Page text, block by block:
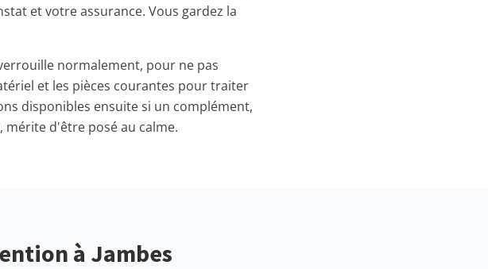
et votre assurance. Vous gardez la
normalement, pour ne pas
et les pièces courantes pour traiter
disponibles ensuite si un complément,
d'être posé au calme.
à Jambes